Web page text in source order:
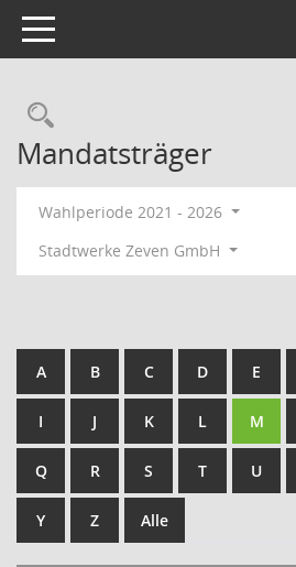
Toggle navigation
Rechercheauswahl
Mandatsträger
Wahlperiode 2021 - 2026
Stadtwerke Zeven GmbH
A B C D E
I J K L M
Q R S T U
Y Z Alle